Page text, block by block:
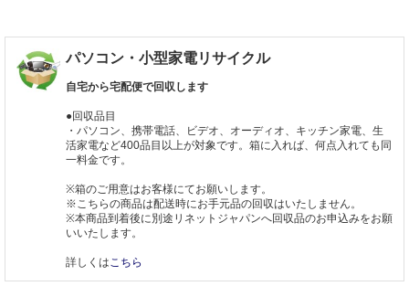
パソコン・小型家電リサイクル
自宅から宅配便で回収します
●回収品目
・パソコン、携帯電話、ビデオ、オーディオ、キッチン家電、生
活家電など400品目以上が対象です。箱に入れば、何点入れても同
一料金です。
※箱のご用意はお客様にてお願いします。
※こちらの商品は配送時にお手元品の回収はいたしません。
※本商品到着後に別途リネットジャパンへ回収品のお申込みをお願
いいたします。
詳しくはこちら